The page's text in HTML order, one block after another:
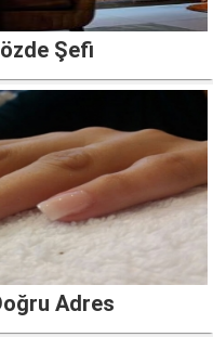
Şefi
Adres